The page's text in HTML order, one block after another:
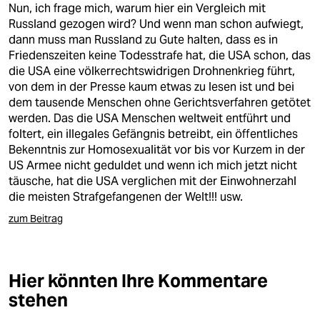
Nun, ich frage mich, warum hier ein Vergleich mit
Russland gezogen wird? Und wenn man schon aufwiegt,
dann muss man Russland zu Gute halten, dass es in
Friedenszeiten keine Todesstrafe hat, die USA schon, das
die USA eine völkerrechtswidrigen Drohnenkrieg führt,
von dem in der Presse kaum etwas zu lesen ist und bei
dem tausende Menschen ohne Gerichtsverfahren getötet
werden. Das die USA Menschen weltweit entführt und
foltert, ein illegales Gefängnis betreibt, ein öffentliches
Bekenntnis zur Homosexualität vor bis vor Kurzem in der
US Armee nicht geduldet und wenn ich mich jetzt nicht
täusche, hat die USA verglichen mit der Einwohnerzahl
die meisten Strafgefangenen der Welt!!! usw.
zum Beitrag
Hier könnten Ihre Kommentare
stehen